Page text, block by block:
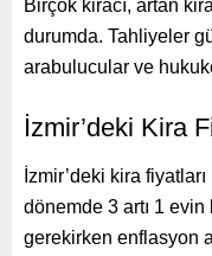
Birçok kiracı, artan
durumda. Tahliyeler
arabulucular ve
İzmir’deki Kira
İzmir’deki kira
dönemde 3 artı 1 evin
gerekirken enflasyon